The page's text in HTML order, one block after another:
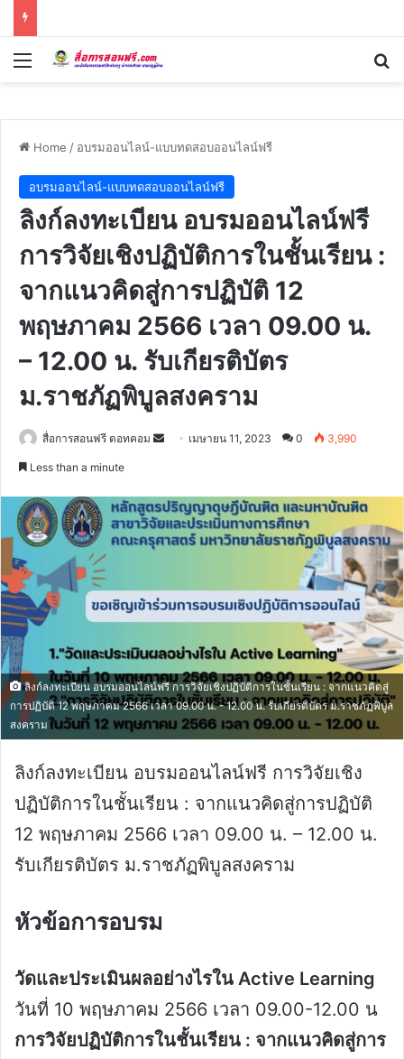
Menu
Home / อบรมออนไลน์-แบบทดสอบออนไลน์ฟรี
อบรมออนไลน์-แบบทดสอบออนไลน์ฟรี
ลิงก์ลงทะเบียน อบรมออนไลน์ฟรี
การวิจัยเชิงปฏิบัติการในชั้นเรียน :
จากแนวคิดสู่การปฏิบัติ 12
พฤษภาคม 2566 เวลา 09.00 น.
– 12.00 น. รับเกียรติบัตร
ม.ราชภัฏพิบูลสงคราม
สื่อการสอนฟรี ดอทคอม
Send เมษายน 11, 2023 0 3,990
Less than a minute
ลิงก์ลงทะเบียน อบรมออนไลน์ฟรี การวิจัยเชิงปฏิบัติการในชั้นเรียน : จากแนวคิดสู่
การปฏิบัติ 12 พฤษภาคม 2566 เวลา 09.00 น. - 12.00 น. รับเกียรติบัตร ม.ราชภัฏพิบูล
สงคราม
ลิงก์ลงทะเบียน อบรมออนไลน์ฟรี การวิจัยเชิง
ปฏิบัติการในชั้นเรียน : จากแนวคิดสู่การปฏิบัติ
12 พฤษภาคม 2566 เวลา 09.00 น. – 12.00 น.
รับเกียรติบัตร ม.ราชภัฏพิบูลสงคราม
หัวข้อการอบรม
วัดและประเมินผลอย่างไรใน Active Learning
วันที่ 10 พฤษภาคม 2566 เวลา 09.00-12.00 น
การวิจัยปฏิบัติการในชั้นเรียน : จากแนวคิดสู่การ